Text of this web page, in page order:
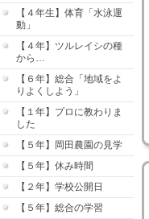
【４年生】体育「水泳運
動」
【４年】ツルレイシの種
から…
【６年】総合「地域をよ
りよくしよう」
【１年】プロに教わりま
した
【５年】岡田農園の見学
【５年】休み時間
【２年】学校公開日
【５年】総合の学習